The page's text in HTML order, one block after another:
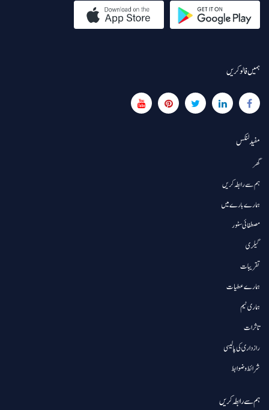
ہمیں فالو کریں
مفید لنکس
گھر
ہم سے رابطہ کریں
ہمارے بارے میں
مصطفائی سٹور
گیلری
تقریبات
ہمارے عطیات
ہماری ٹیم
تاثرات
رازداری کی پالیسی
شرائط و ضوابط
ہم سے رابطہ کریں